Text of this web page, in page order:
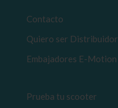
Contacto
Quiero ser Distribuidor
Embajadores E-Motion
Prueba tu scooter